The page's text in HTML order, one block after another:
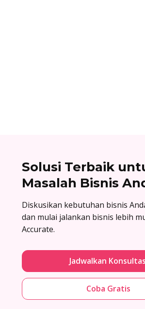
Solusi Terbaik
Masalah Bisnis
Diskusikan kebutuhan bisnis
dan mulai jalankan bisnis lebih
Accurate.
Jadwalkan
Coba Gratis